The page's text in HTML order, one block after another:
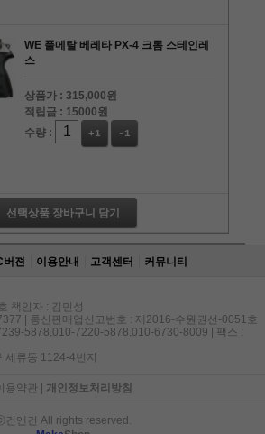
WE 풀메탈 베레타 PX-4 크롬 스테인레
스
상품가 :315,000원
적립금 : 15000원
수량 :
+1 -1
선택상품 장바구니 담기
버젼 이용안내 고객센터 커뮤니티
책임자 : 김민성
| 통신판매업신고번호 : 제2016-수원권선-0051호
5878,010-7220-5878,010-6730-8009 | 팩스 :
세류동 1124-4번지
용약관 개인정보처리방침
앤건 All rights reserved.